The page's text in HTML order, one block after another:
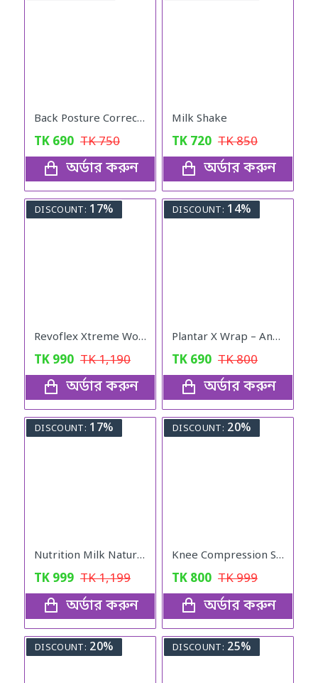
Back Posture Corrector Belt
TK 690 TK750
অর্ডার করুন
Milk Shake
TK 720 TK850
অর্ডার করুন
DISCOUNT: 17%
Revoflex Xtreme Workout Set
TK 990 TK1,190
অর্ডার করুন
DISCOUNT: 14%
Plantar X Wrap – Ankle Support for Men & Women
TK 690 TK800
অর্ডার করুন
DISCOUNT: 17%
Nutrition Milk Natural Weight Gain Formula
TK 999 TK1,199
অর্ডার করুন
DISCOUNT: 20%
Knee Compression Sleeve With Patella Stabilizer Straps
TK 800 TK999
অর্ডার করুন
DISCOUNT: 20% DISCOUNT: 25%